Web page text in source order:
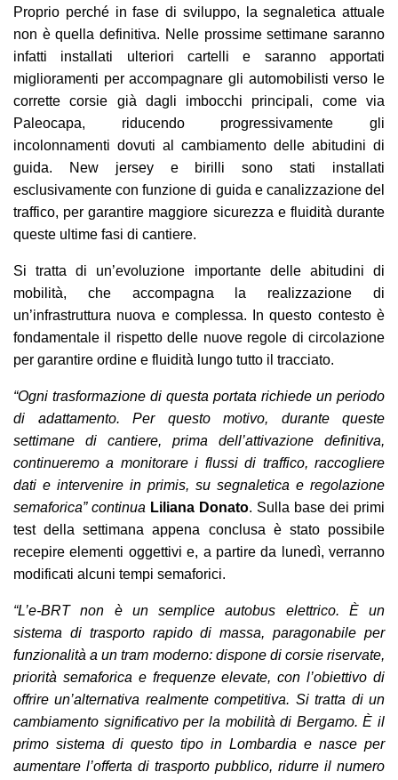
Proprio perché in fase di sviluppo, la segnaletica attuale
non è quella definitiva. Nelle prossime settimane saranno
infatti installati ulteriori cartelli e saranno apportati
miglioramenti per accompagnare gli automobilisti verso le
corrette corsie già dagli imbocchi principali, come via
Paleocapa, riducendo progressivamente gli
incolonnamenti dovuti al cambiamento delle abitudini di
guida. New jersey e birilli sono stati installati
esclusivamente con funzione di guida e canalizzazione del
traffico, per garantire maggiore sicurezza e fluidità durante
queste ultime fasi di cantiere.
Si tratta di un’evoluzione importante delle abitudini di
mobilità, che accompagna la realizzazione di
un’infrastruttura nuova e complessa. In questo contesto è
fondamentale il rispetto delle nuove regole di circolazione
per garantire ordine e fluidità lungo tutto il tracciato.
“Ogni trasformazione di questa portata richiede un periodo
di adattamento. Per questo motivo, durante queste
settimane di cantiere, prima dell’attivazione definitiva,
continueremo a monitorare i flussi di traffico, raccogliere
dati e intervenire in primis, su segnaletica e regolazione
semaforica” continua Liliana Donato. Sulla base dei primi
test della settimana appena conclusa è stato possibile
recepire elementi oggettivi e, a partire da lunedì, verranno
modificati alcuni tempi semaforici.
“L’e-BRT non è un semplice autobus elettrico. È un
sistema di trasporto rapido di massa, paragonabile per
funzionalità a un tram moderno: dispone di corsie riservate,
priorità semaforica e frequenze elevate, con l’obiettivo di
offrire un’alternativa realmente competitiva. Si tratta di un
cambiamento significativo per la mobilità di Bergamo. È il
primo sistema di questo tipo in Lombardia e nasce per
aumentare l’offerta di trasporto pubblico, ridurre il numero